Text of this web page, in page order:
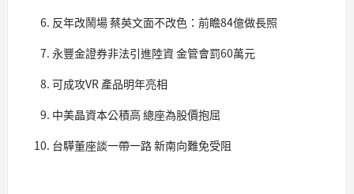
反年改鬧場 蔡英文面不改色：前瞻84億做長照
永豐金證券非法引進陸資 金管會罰60萬元
可成攻VR 產品明年亮相
中美晶資本公積高 總座為股價抱屈
台驊董座談一帶一路 新南向難免受阻